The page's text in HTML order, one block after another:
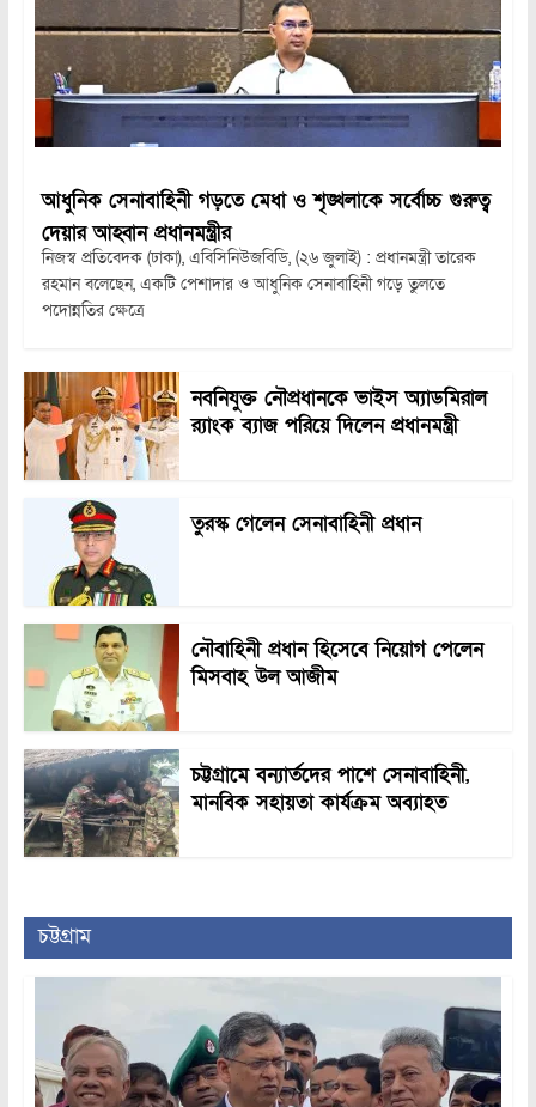
আধুনিক সেনাবাহিনী গড়তে মেধা ও শৃঙ্খলাকে সর্বোচ্চ গুরুত্ব
দেয়ার আহ্বান প্রধানমন্ত্রীর
নিজস্ব প্রতিবেদক (ঢাকা), এবিসিনিউজবিডি, (২৬ জুলাই) : প্রধানমন্ত্রী তারেক
রহমান বলেছেন, একটি পেশাদার ও আধুনিক সেনাবাহিনী গড়ে তুলতে
পদোন্নতির ক্ষেত্রে
নবনিযুক্ত নৌপ্রধানকে ভাইস অ্যাডমিরাল
র‍্যাংক ব্যাজ পরিয়ে দিলেন প্রধানমন্ত্রী
তুরস্ক গেলেন সেনাবাহিনী প্রধান
নৌবাহিনী প্রধান হিসেবে নিয়োগ পেলেন
মিসবাহ উল আজীম
চট্টগ্রামে বন্যার্তদের পাশে সেনাবাহিনী,
মানবিক সহায়তা কার্যক্রম অব্যাহত
চট্টগ্রাম